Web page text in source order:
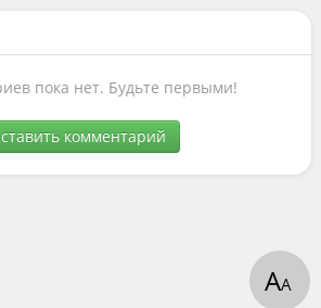
пока нет. Будьте первыми!
комментарий
АА